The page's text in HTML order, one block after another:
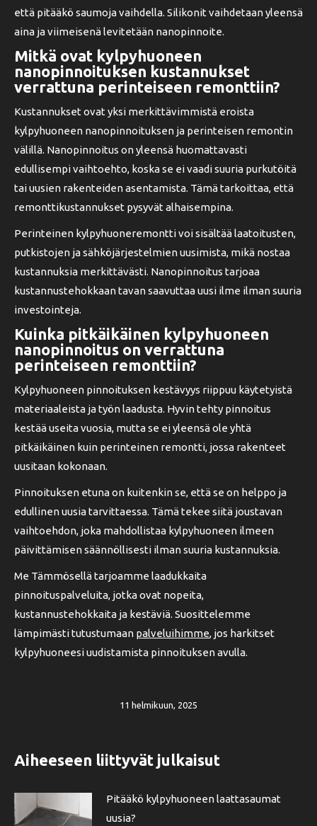
että pitääkö saumoja vaihdella. Silikonit vaihdetaan yleensä
aina ja viimeisenä levitetään nanopinnoite.
Mitkä ovat kylpyhuoneen
nanopinnoituksen kustannukset
verrattuna perinteiseen remonttiin?
Kustannukset ovat yksi merkittävimmistä eroista
kylpyhuoneen nanopinnoituksen ja perinteisen remontin
välillä. Nanopinnoitus on yleensä huomattavasti
edullisempi vaihtoehto, koska se ei vaadi suuria purkutöitä
tai uusien rakenteiden asentamista. Tämä tarkoittaa, että
remonttikustannukset pysyvät alhaisempina.
Perinteinen kylpyhuoneremontti voi sisältää laatoitusten,
putkistojen ja sähköjärjestelmien uusimista, mikä nostaa
kustannuksia merkittävästi. Nanopinnoitus tarjoaa
kustannustehokkaan tavan saavuttaa uusi ilme ilman suuria
investointeja.
Kuinka pitkäikäinen kylpyhuoneen
nanopinnoitus on verrattuna
perinteiseen remonttiin?
Kylpyhuoneen pinnoituksen kestävyys riippuu käytetyistä
materiaaleista ja työn laadusta. Hyvin tehty pinnoitus
kestää useita vuosia, mutta se ei yleensä ole yhtä
pitkäikäinen kuin perinteinen remontti, jossa rakenteet
uusitaan kokonaan.
Pinnoituksen etuna on kuitenkin se, että se on helppo ja
edullinen uusia tarvittaessa. Tämä tekee siitä joustavan
vaihtoehdon, joka mahdollistaa kylpyhuoneen ilmeen
päivittämisen säännöllisesti ilman suuria kustannuksia.
Me Tämmösellä tarjoamme laadukkaita
pinnoituspalveluita, jotka ovat nopeita,
kustannustehokkaita ja kestäviä. Suosittelemme
lämpimästi tutustumaan palveluihimme, jos harkitset
kylpyhuoneesi uudistamista pinnoituksen avulla.
11 helmikuun, 2025
Aiheeseen liittyvät julkaisut
Pitääkö kylpyhuoneen laattasaumat
uusia?